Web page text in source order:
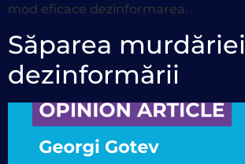
mod eficace dezinformarea.
Săparea murdăriei
dezinformării